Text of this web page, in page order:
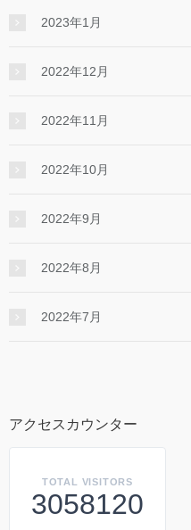
2023年1月
2022年12月
2022年11月
2022年10月
2022年9月
2022年8月
2022年7月
アクセスカウンター
TOTAL VISITORS
3058120